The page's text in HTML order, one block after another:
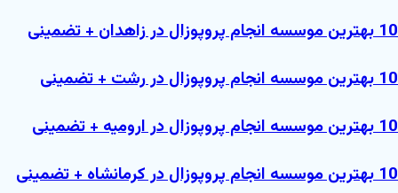
10 بهترین موسسه انجام پروپوزال در زاهدان + تضمینی
10 بهترین موسسه انجام پروپوزال در رشت + تضمینی
10 بهترین موسسه انجام پروپوزال در ارومیه + تضمینی
10 بهترین موسسه انجام پروپوزال در کرمانشاه + تضمینی